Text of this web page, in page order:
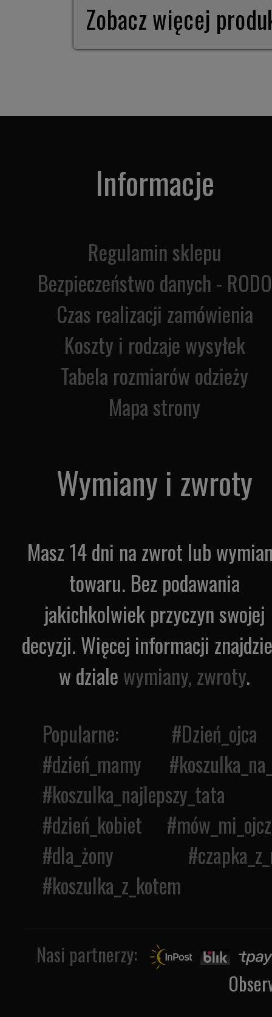
Zobacz więcej
Informacje
Regulamin sklepu
Bezpieczeństwo danych - RODO
Czas realizacji zamówienia
Koszty i rodzaje wysyłek
Tabela rozmiarów odzieży
Mapa strony
Wymiany i zwroty
Masz 14 dni na zwrot lub
towaru. Bez podawania
jakichkolwiek przyczyn swojej
decyzji. Więcej informacji
w dzialewymiany, zwroty.
Popularne: #Dzień_ojca
#dzień_mamy #
#koszulka_najlepszy_tata
#dzień_kobiet #
#dla_żony #
#koszulka_z_kotem
Nasi partnerzy: